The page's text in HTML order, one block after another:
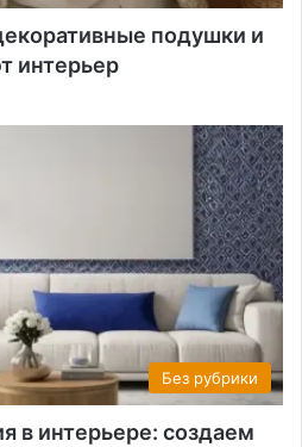
подушки и
интерьер
Без рубрики
в интерьере: создаем